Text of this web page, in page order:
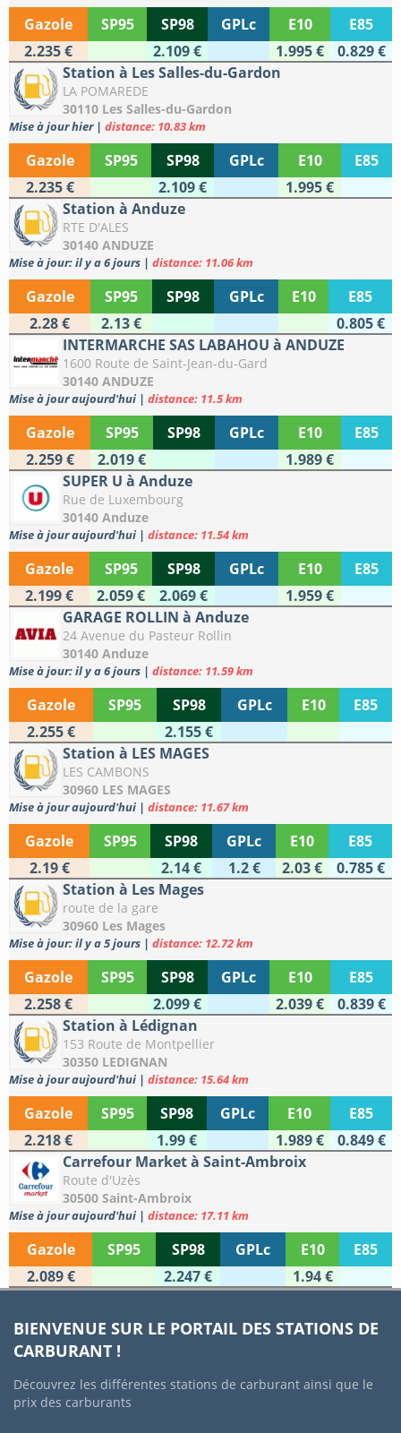
Gazole SP95 SP98 GPLc E10
E85
2.235 €
2.109 € 1.995 €
0.829 €
Station à Les Salles-du-Gardon
LA POMAREDE
30110 Les Salles-du-Gardon
Mise à jour hier | distance: 10.83 km
Gazole SP95 SP98 GPLc E10
E85
2.235 €
2.109 €
1.995 €
Station à Anduze
RTE D'ALES
30140 ANDUZE
Mise à jour: il y a 6 jours | distance: 11.06 km
Gazole SP95 SP98 GPLc E10
E85
2.28 €
2.13 €
0.805 €
INTERMARCHE SAS LABAHOU à ANDUZE
1600 Route de Saint-Jean-du-Gard
30140 ANDUZE
Mise à jour aujourd'hui | distance: 11.5 km
Gazole SP95 SP98 GPLc E10
E85
2.259 €
2.019 €
1.989 €
SUPER U à Anduze
Rue de Luxembourg
30140 Anduze
Mise à jour aujourd'hui | distance: 11.54 km
Gazole SP95 SP98 GPLc E10
E85
2.199 €
2.059 € 2.069 €
1.959 €
GARAGE ROLLIN à Anduze
24 Avenue du Pasteur Rollin
30140 Anduze
Mise à jour: il y a 6 jours | distance: 11.59 km
Gazole SP95 SP98 GPLc E10
E85
2.255 €
2.155 €
Station à LES MAGES
LES CAMBONS
30960 LES MAGES
Mise à jour aujourd'hui | distance: 11.67 km
Gazole SP95 SP98 GPLc E10
E85
2.19 €
2.14 € 1.2 € 2.03 €
0.785 €
Station à Les Mages
route de la gare
30960 Les Mages
Mise à jour: il y a 5 jours | distance: 12.72 km
Gazole SP95 SP98 GPLc E10
E85
2.258 €
2.099 € 2.039 €
0.839 €
Station à Lédignan
153 Route de Montpellier
30350 LEDIGNAN
Mise à jour aujourd'hui | distance: 15.64 km
Gazole SP95 SP98 GPLc E10
E85
2.218 €
1.99 € 1.989 €
0.849 €
Carrefour Market à Saint-Ambroix
Route d'Uzès
30500 Saint-Ambroix
Mise à jour aujourd'hui | distance: 17.11 km
Gazole SP95 SP98 GPLc E10
E85
2.089 €
2.247 € 1.94 €
BIENVENUE SUR LE PORTAIL DES STATIONS DE
CARBURANT !
Découvrez les différentes stations de carburant ainsi que le
prix des carburants